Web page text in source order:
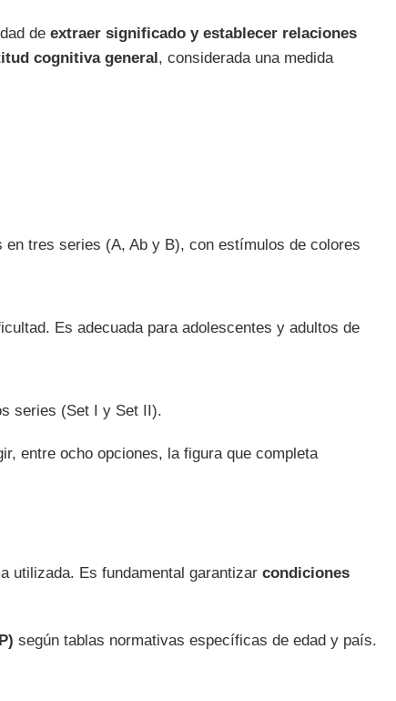
de extraer significado y establecer relaciones
cognitiva general, considerada una medida
tres series (A, Ab y B), con estímulos de colores
Es adecuada para adolescentes y adultos de
series (Set I y Set II).
entre ocho opciones, la figura que completa
utilizada. Es fundamental garantizar condiciones
según tablas normativas específicas de edad y país.